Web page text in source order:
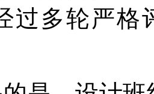
过多轮严格